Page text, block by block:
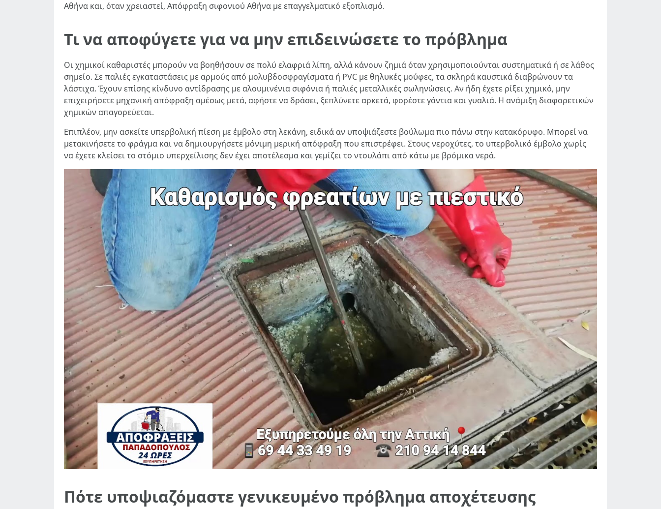
Αθήνα και, όταν χρειαστεί, Απόφραξη σιφονιού Αθήνα με επαγγελματικό εξοπλισμό.
Τι να αποφύγετε για να μην επιδεινώσετε το πρόβλημα
Οι χημικοί καθαριστές μπορούν να βοηθήσουν σε πολύ ελαφριά λίπη, αλλά κάνουν ζημιά όταν χρησιμοποιούνται συστηματικά ή σε λάθος
σημείο. Σε παλιές εγκαταστάσεις με αρμούς από μολυβδοσφραγίσματα ή PVC με θηλυκές μούφες, τα σκληρά καυστικά διαβρώνουν τα
λάστιχα. Έχουν επίσης κίνδυνο αντίδρασης με αλουμινένια σιφόνια ή παλιές μεταλλικές σωληνώσεις. Αν ήδη έχετε ρίξει χημικό, μην
επιχειρήσετε μηχανική απόφραξη αμέσως μετά, αφήστε να δράσει, ξεπλύνετε αρκετά, φορέστε γάντια και γυαλιά. Η ανάμιξη διαφορετικών
χημικών απαγορεύεται.
Επιπλέον, μην ασκείτε υπερβολική πίεση με έμβολο στη λεκάνη, ειδικά αν υποψιάζεστε βούλωμα πιο πάνω στην κατακόρυφο. Μπορεί να
μετακινήσετε το φράγμα και να δημιουργήσετε μόνιμη μερική απόφραξη που επιστρέφει. Στους νεροχύτες, το υπερβολικό έμβολο χωρίς
να έχετε κλείσει το στόμιο υπερχείλισης δεν έχει αποτέλεσμα και γεμίζει το ντουλάπι από κάτω με βρόμικα νερά.
Πότε υποψιαζόμαστε γενικευμένο πρόβλημα αποχέτευσης